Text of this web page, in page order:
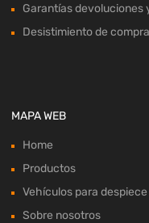
Garantías devoluciones
Desistimiento de compra
MAPA WEB
Home
Productos
Vehículos para despiece
Sobre nosotros